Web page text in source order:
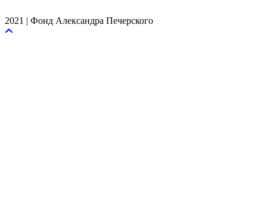
2021 | Фонд Александра Печерского